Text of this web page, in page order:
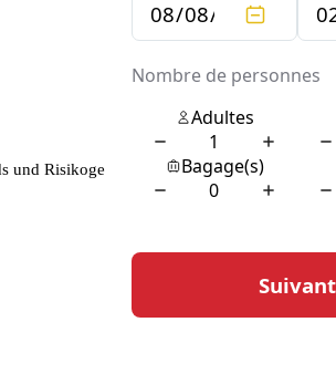
und Risikogebiete zu konzentrieren.